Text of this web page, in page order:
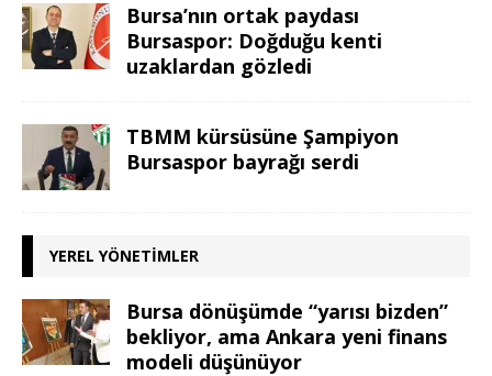
Bursa’nın ortak paydası
Bursaspor: Doğduğu kenti
uzaklardan gözledi
TBMM kürsüsüne Şampiyon
Bursaspor bayrağı serdi
YEREL YÖNETIMLER
Bursa dönüşümde “yarısı bizden”
bekliyor, ama Ankara yeni finans
modeli düşünüyor